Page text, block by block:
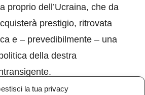
la tua privacy
proprio dell’Ucraina, che da
prestigio, ritrovata
e – prevedibilmente – una
della destra